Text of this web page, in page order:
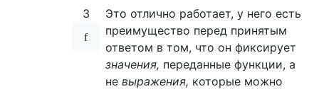
3
Это отлично работает, у него есть
преимущество перед принятым
ответом в том, что он фиксирует
значения, переданные функции, а
не выражения, которые можно